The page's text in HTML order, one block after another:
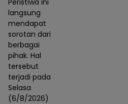
Peristiwa ini
langsung
mendapat
sorotan dari
berbagai
pihak. Hal
tersebut
terjadi pada
Selasa
(6/8/2026)